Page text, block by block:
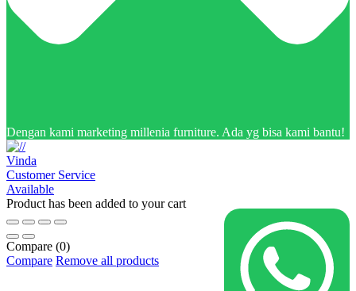
Dengan kami marketing millenia furniture. Ada yg bisa kami bantu!
Vinda
Customer Service
Available
Product has been added to your cart
Compare (0)
Compare Remove all products